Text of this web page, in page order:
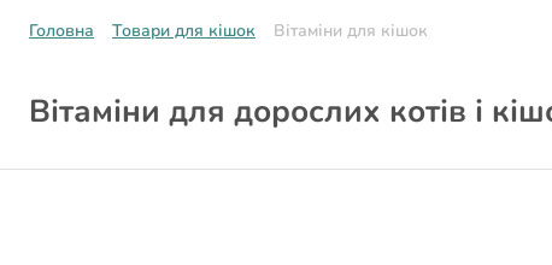
Головна Товари для кішок Вітаміни для кішок
Вітаміни для дорослих котів і